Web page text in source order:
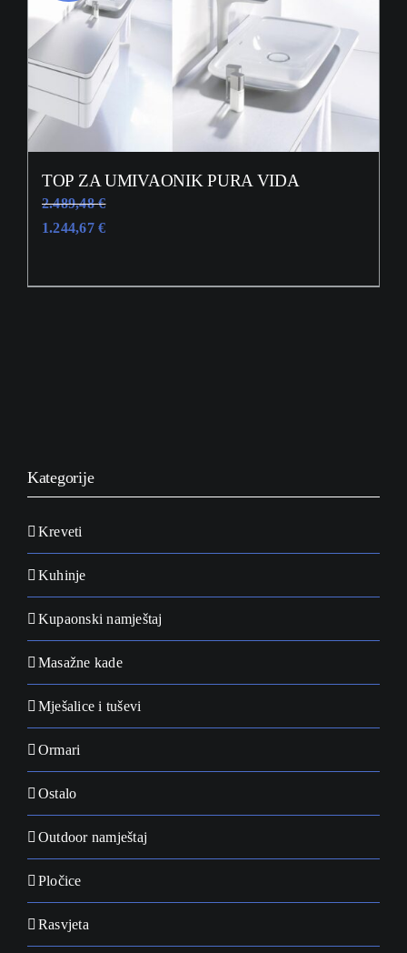
TOP ZA UMIVAONIK PURA VIDA
2.489,48€
1.244,67€
Kategorije
Kreveti
Kuhinje
Kupaonski namještaj
Masažne kade
Mješalice i tuševi
Ormari
Ostalo
Outdoor namještaj
Pločice
Rasvjeta